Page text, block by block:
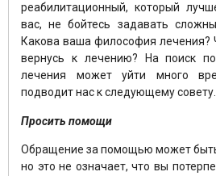
реабилитационный, который
вас, не бойтесь задавать
Какова ваша философия лечения?
вернусь к лечению? На поиск
лечения может уйти много
подводит нас к следующему совету.
Просить помощи
Обращение за помощью может
но это не означает, что вы